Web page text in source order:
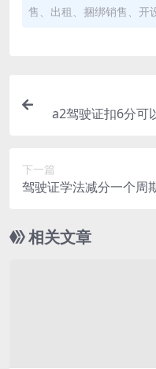
售、出租、捆绑销售、开
a2驾驶证扣6分可
下一篇
驾驶证学法减分一个周
相关文章